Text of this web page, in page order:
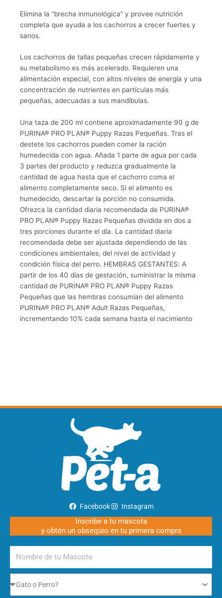
Elimina la “brecha inmunológica” y provee nutrición
completa que ayuda a los cachorros a crecer fuertes y
sanos.
Los cachorros de tallas pequeñas crecen rápidamente y
su metabolismo es más acelerado. Requieren una
alimentación especial, con altos niveles de energía y una
concentración de nutrientes en partículas más
pequeñas, adecuadas a sus mandíbulas.
Una taza de 200 ml contiene aproximadamente 90 g de
PURINA® PRO PLAN® Puppy Razas Pequeñas. Tras el
destete los cachorros pueden comer la ración
humedecida con agua. Añada 1 parte de agua por cada
3 partes del producto y reduzca gradualmente la
cantidad de agua hasta que el cachorro coma el
alimento completamente seco. Si el alimento es
humedecido, descartar la porción no consumida.
Ofrezca la cantidad diaria recomendada de PURINA®
PRO PLAN® Puppy Razas Pequeñas dividida en dos a
tres porciones durante el día. La cantidad diaria
recomendada debe ser ajustada dependiendo de las
condiciones ambientales, del nivel de actividad y
condición física del perro. HEMBRAS GESTANTES: A
partir de los 40 días de gestación, suministrar la misma
cantidad de PURINA® PRO PLAN® Puppy Razas
Pequeñas que las hembras consumían del alimento
PURINA® PRO PLAN® Adult Razas Pequeñas,
incrementando 10% cada semana hasta el nacimiento
Facebook Instagram
Inscribe a tu mascota
y obtén un obsequio en tu primera compra
de
tu
Mascota